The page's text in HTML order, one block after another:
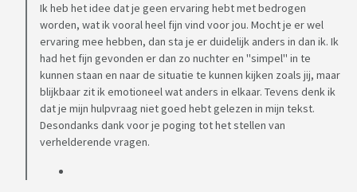
Ik heb het idee dat je geen ervaring hebt met bedrogen
worden, wat ik vooral heel fijn vind voor jou. Mocht je er wel
ervaring mee hebben, dan sta je er duidelijk anders in dan ik. Ik
had het fijn gevonden er dan zo nuchter en ''simpel'' in te
kunnen staan en naar de situatie te kunnen kijken zoals jij, maar
blijkbaar zit ik emotioneel wat anders in elkaar. Tevens denk ik
dat je mijn hulpvraag niet goed hebt gelezen in mijn tekst.
Desondanks dank voor je poging tot het stellen van
verhelderende vragen.